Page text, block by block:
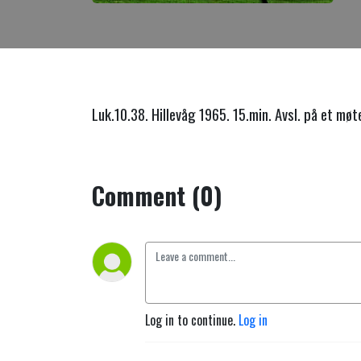
Luk.10.38. Hillevåg 1965. 15.min. Avsl. på et
Comment (0)
Log in to continue. Log in